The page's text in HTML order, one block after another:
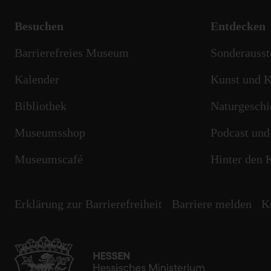
Besuchen
Barrierefreies Museum
Kalender
Bibliothek
Museumsshop
Museumscafé
Entdecken
Kunst und
Podcast
Hinter den
Erklärung zur Barrierefreiheit Barriere melden